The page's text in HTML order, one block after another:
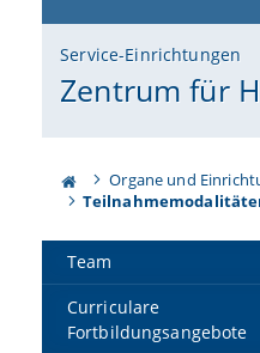
Service-Einrichtungen
Zentrum für
Organe und
Team
Curriculare
Fortbildungsangebote